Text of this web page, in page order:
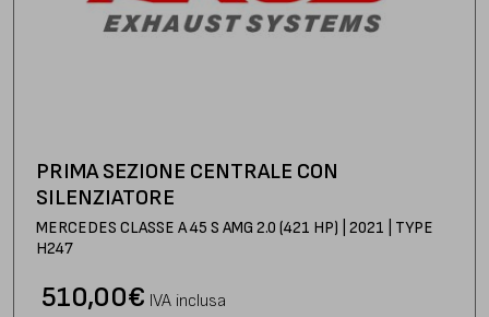
PRIMA SEZIONE CENTRALE CON
SILENZIATORE
MERCEDES CLASSE A 45 S AMG 2.0 (421 HP) | 2021 | TYPE
H247
€
510,00 IVA inclusa